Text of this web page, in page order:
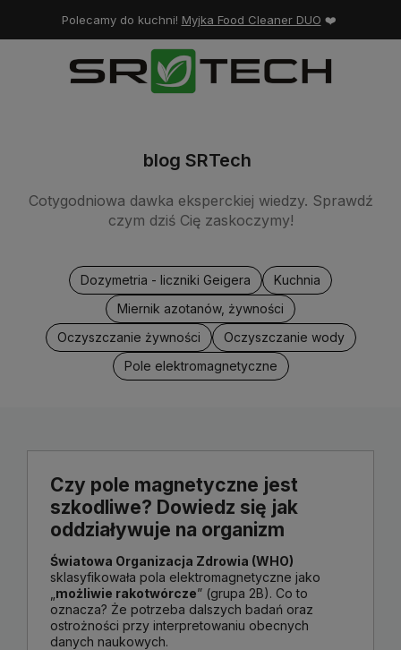
Polecamy do kuchni! Myjka Food Cleaner DUO ❤️
blog SRTech
Cotygodniowa dawka eksperckiej wiedzy. Sprawdź
czym dziś Cię zaskoczymy!
Dozymetria - liczniki Geigera
Kuchnia
Miernik azotanów, żywności
Oczyszczanie żywności
Oczyszczanie wody
Pole elektromagnetyczne
Czy pole magnetyczne jest
szkodliwe? Dowiedz się jak
oddziaływuje na organizm
Światowa Organizacja Zdrowia (WHO)
sklasyfikowała pola elektromagnetyczne jako
możliwie rakotwórcze” (grupa 2B). Co to
oznacza? Że potrzeba dalszych badań oraz
ostrożności przy interpretowaniu obecnych
danych naukowych.